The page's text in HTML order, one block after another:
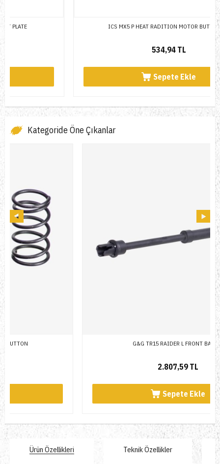
ICS MX5 P HEAT RADITION MOTOR BUTT PLATE
Kategoride Öne Çıkanlar
G&G TR15 RAIDER L FRONT BARREL
Ürün Özellikleri Teknik Özellikler